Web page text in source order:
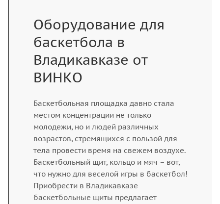
Оборудование для
баскетбола в
Владикавказе от
ВИНКО
Баскетбольная площадка давно стала
местом концентрации не только
молодежи, но и людей различных
возрастов, стремящихся с пользой для
тела провести время на свежем воздухе.
Баскетбольный щит, кольцо и мяч – вот,
что нужно для веселой игры в баскетбол!
Приобрести в Владикавказе
баскетбольные щиты предлагает